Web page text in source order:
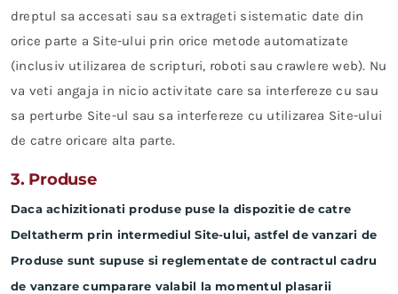
dreptul sa accesati sau sa extrageti sistematic date din
orice parte a Site-ului prin orice metode automatizate
(inclusiv utilizarea de scripturi, roboti sau crawlere web). Nu
va veti angaja in nicio activitate care sa interfereze cu sau
sa perturbe Site-ul sau sa interfereze cu utilizarea Site-ului
de catre oricare alta parte.
3. Produse
Daca achizitionati produse puse la dispozitie de catre
Deltatherm prin intermediul Site-ului, astfel de vanzari de
Produse sunt supuse si reglementate de contractul cadru
de vanzare cumparare valabil la momentul plasarii